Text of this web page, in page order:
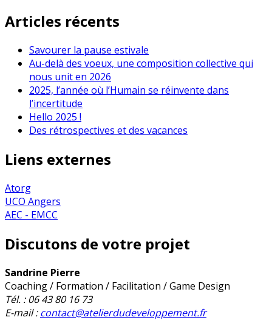
Articles récents
Savourer la pause estivale
Au-delà des voeux, une composition collective qui
nous unit en 2026
2025, l’année où l’Humain se réinvente dans
l’incertitude
Hello 2025 !
Des rétrospectives et des vacances
Liens externes
Atorg
UCO Angers
AEC - EMCC
Discutons de votre projet
Sandrine Pierre
Coaching / Formation / Facilitation / Game Design
Tél. : 06 43 80 16 73
E-mail :contact@atelierdudeveloppement.fr